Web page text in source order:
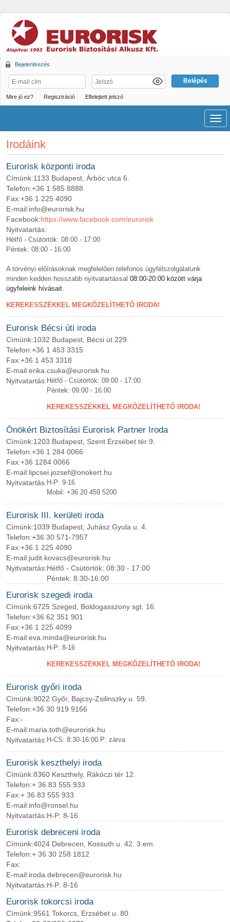
Bejelentkezés
Mire jó ez? Regisztráció Elfelejtett jelszó
Irodáink
Eurorisk központi iroda
Címünk:1133 Budapest, Árbóc utca 6.
Telefon:+36 1 585 8888
Fax:+36 1 225 4090
E-mail:info@eurorisk.hu
Facebook:https://www.facebook.com/eurorisk
Nyitvatartás:
Hétfő - Csütörtök: 08:00 - 17:00
Péntek: 08:00 - 16:00
A törvényi előírásoknak megfelelően telefonos ügyfélszolgálatunk
minden kedden hosszabb nyitvatartással 08:00-20:00 között várja
ügyfeleink hívásait.
KEREKESSZÉKKEL MEGKÖZELÍTHETŐ IRODA!
Eurorisk Bécsi úti iroda
Címünk:1032 Budapest, Bécsi út 229.
Telefon:+36 1 453 3315
Fax:+36 1 453 3318
E-mail:erika.csuka@eurorisk.hu
Nyitvatartás: Hétfő - Csütörtök: 09:00 - 17:00
Péntek: 09:00 - 16:00
KEREKESSZÉKKEL MEGKÖZELÍTHETŐ IRODA!
Önökért Biztosítási Eurorisk Partner Iroda
Címünk:1203 Budapest, Szent Erzsébet tér 9.
Telefon:+36 1 284 0066
Fax:+36 1284 0066
E-mail:lipcsei.jozsef@onokert.hu
Nyitvatartás: H-P: 9-16
Mobil: +36 20 459 5200
Eurorisk III. kerületi iroda
Címünk:1039 Budapest, Juhász Gyula u. 4.
Telefon:+36 30 571-7957
Fax:+36 1 225 4090
E-mail:judit.kovacs@eurorisk.hu
Nyitvatartás:Hétfő - Csütörtök: 08:30 - 17:00
Péntek: 8:30-16:00
Eurorisk szegedi iroda
Címünk:6725 Szeged, Boldogasszony sgt. 16.
Telefon:+36 62 351 901
Fax:+36 1 225 4099
E-mail:eva.minda@eurorisk.hu
Nyitvatartás: H-P: 8-16
KEREKESSZÉKKEL MEGKÖZELÍTHETŐ IRODA!
Eurorisk győri iroda
Címünk:9022 Győr, Bajcsy-Zsilinszky u. 59.
Telefon:+36 30 919 9166
Fax:-
E-mail:maria.toth@eurorisk.hu
Nyitvatartás: H-CS: 8:30-16:00 P: zárva
Eurorisk keszthelyi iroda
Címünk:8360 Keszthely, Rákóczi tér 12.
Telefon:+ 36 83 555 933
Fax:+ 36 83 555 933
E-mail:info@ronsel.hu
Nyitvatartás:H-P: 8-16
Eurorisk debreceni iroda
Címünk:4024 Debrecen, Kossuth u. 42. 3.em.
Telefon:+ 36 30 258 1812
Fax:
E-mail:iroda.debrecen@eurorisk.hu
Nyitvatartás:H-P: 8-16
Eurorisk tokorcsi iroda
Címünk:9561 Tokorcs, Erzsébet u. 80.